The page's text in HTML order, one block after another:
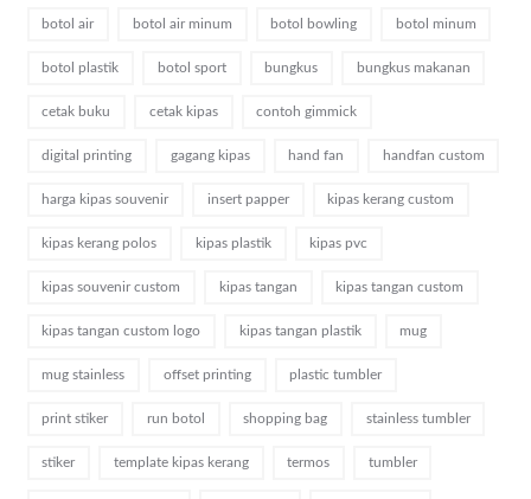
botol air botol air minum botol bowling botol minum
botol plastik botol sport bungkus bungkus makanan
cetak buku cetak kipas contoh gimmick
digital printing gagang kipas hand fan handfan custom
harga kipas souvenir insert papper kipas kerang custom
kipas kerang polos kipas plastik kipas pvc
kipas souvenir custom kipas tangan kipas tangan custom
kipas tangan custom logo kipas tangan plastik mug
mug stainless offset printing plastic tumbler
print stiker run botol shopping bag stainless tumbler
stiker template kipas kerang termos tumbler